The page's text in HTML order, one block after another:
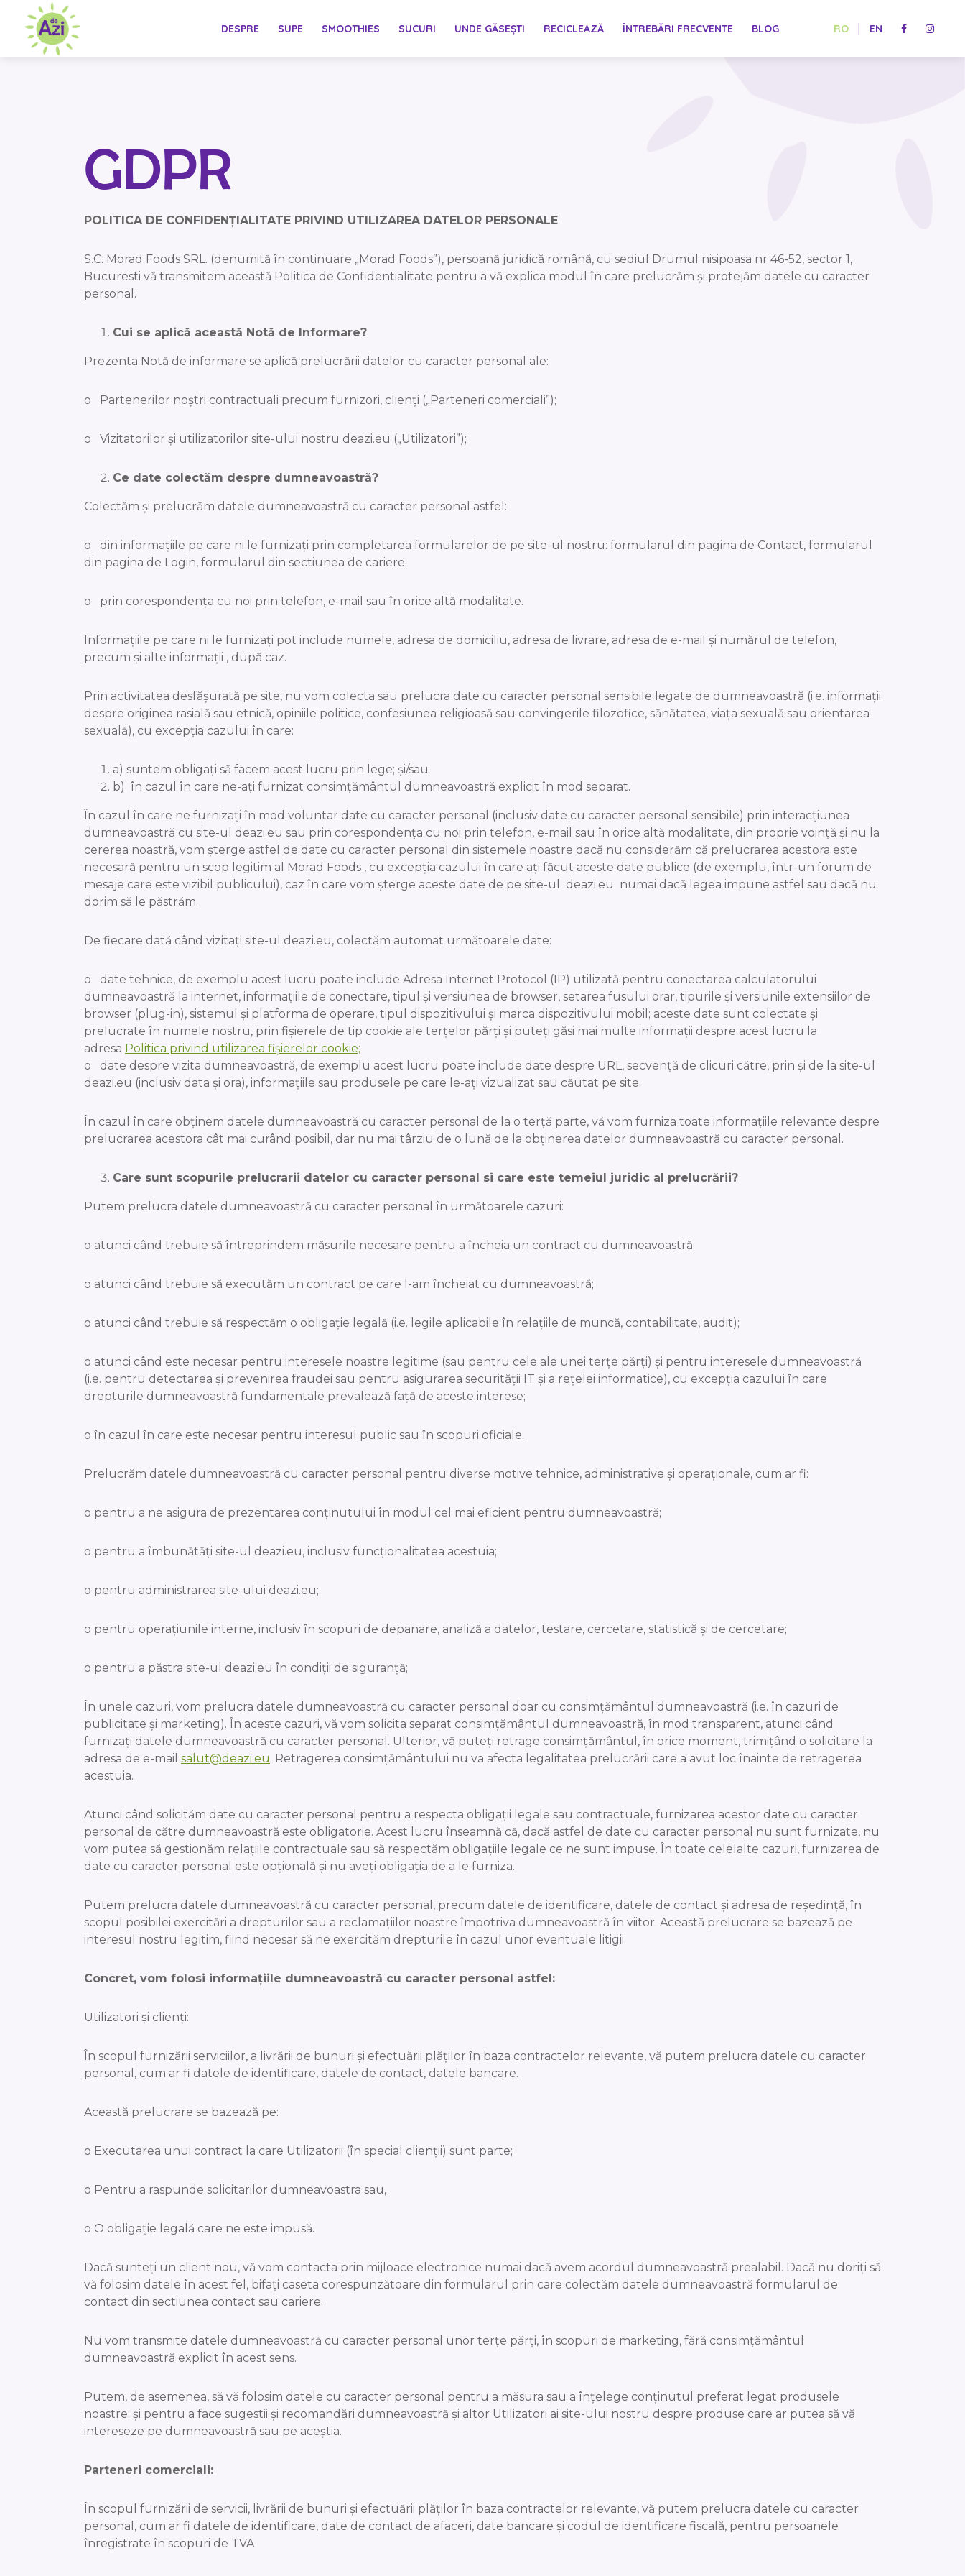
DESPRE SUPE SMOOTHIES SUCURI UNDE GĂSEȘTI RECICLEAZĂ ÎNTREBĂRI FRECVENTE BLOG RO EN
GDPR
POLITICA DE CONFIDENȚIALITATE PRIVIND UTILIZAREA DATELOR PERSONALE
S.C. Morad Foods SRL. (denumită în continuare „Morad Foods”), persoană juridică română, cu sediul Drumul nisipoasa nr 46-52, sector 1,
Bucuresti vă transmitem această Politica de Confidentialitate pentru a vă explica modul în care prelucrăm și protejăm datele cu caracter
personal.
Cui se aplică această Notă de Informare?
Prezenta Notă de informare se aplică prelucrării datelor cu caracter personal ale:
o Partenerilor noştri contractuali precum furnizori, clienți („Parteneri comerciali”);
o Vizitatorilor și utilizatorilor site-ului nostru deazi.eu („Utilizatori”);
Ce date colectăm despre dumneavoastră?
Colectăm și prelucrăm datele dumneavoastră cu caracter personal astfel:
o din informațiile pe care ni le furnizați prin completarea formularelor de pe site-ul nostru: formularul din pagina de Contact, formularul
din pagina de Login, formularul din sectiunea de cariere.
o prin corespondența cu noi prin telefon, e-mail sau în orice altă modalitate.
Informațiile pe care ni le furnizați pot include numele, adresa de domiciliu, adresa de livrare, adresa de e-mail și numărul de telefon,
precum și alte informații , după caz.
Prin activitatea desfășurată pe site, nu vom colecta sau prelucra date cu caracter personal sensibile legate de dumneavoastră (i.e. informații
despre originea rasială sau etnică, opiniile politice, confesiunea religioasă sau convingerile filozofice, sănătatea, viața sexuală sau orientarea
sexuală), cu excepția cazului în care:
a) suntem obligați să facem acest lucru prin lege; și/sau
b) în cazul în care ne-ați furnizat consimțământul dumneavoastră explicit în mod separat.
În cazul în care ne furnizați în mod voluntar date cu caracter personal (inclusiv date cu caracter personal sensibile) prin interacțiunea
dumneavoastră cu site-ul deazi.eu sau prin corespondența cu noi prin telefon, e-mail sau în orice altă modalitate, din proprie voință și nu la
cererea noastră, vom șterge astfel de date cu caracter personal din sistemele noastre dacă nu considerăm că prelucrarea acestora este
necesară pentru un scop legitim al Morad Foods , cu excepția cazului în care ați făcut aceste date publice (de exemplu, într-un forum de
mesaje care este vizibil publicului), caz în care vom șterge aceste date de pe site-ul deazi.eu numai dacă legea impune astfel sau dacă nu
dorim să le păstrăm.
De fiecare dată când vizitați site-ul deazi.eu, colectăm automat următoarele date:
o date tehnice, de exemplu acest lucru poate include Adresa Internet Protocol (IP) utilizată pentru conectarea calculatorului
dumneavoastră la internet, informațiile de conectare, tipul și versiunea de browser, setarea fusului orar, tipurile și versiunile extensiilor de
browser (plug-in), sistemul și platforma de operare, tipul dispozitivului și marca dispozitivului mobil; aceste date sunt colectate și
prelucrate în numele nostru, prin fişierele de tip cookie ale terțelor părți și puteți găsi mai multe informații despre acest lucru la
adresa Politica privind utilizarea fișierelor cookie;
o date despre vizita dumneavoastră, de exemplu acest lucru poate include date despre URL, secvență de clicuri către, prin și de la site-ul
deazi.eu (inclusiv data și ora), informațiile sau produsele pe care le-ați vizualizat sau căutat pe site.
În cazul în care obținem datele dumneavoastră cu caracter personal de la o terță parte, vă vom furniza toate informațiile relevante despre
prelucrarea acestora cât mai curând posibil, dar nu mai târziu de o lună de la obținerea datelor dumneavoastră cu caracter personal.
Care sunt scopurile prelucrarii datelor cu caracter personal si care este temeiul juridic al prelucrării?
Putem prelucra datele dumneavoastră cu caracter personal în următoarele cazuri:
o atunci când trebuie să întreprindem măsurile necesare pentru a încheia un contract cu dumneavoastră;
o atunci când trebuie să executăm un contract pe care l-am încheiat cu dumneavoastră;
o atunci când trebuie să respectăm o obligație legală (i.e. legile aplicabile în relaţiile de muncă, contabilitate, audit);
o atunci când este necesar pentru interesele noastre legitime (sau pentru cele ale unei terțe părți) și pentru interesele dumneavoastră
(i.e. pentru detectarea și prevenirea fraudei sau pentru asigurarea securității IT și a rețelei informatice), cu excepția cazului în care
drepturile dumneavoastră fundamentale prevalează față de aceste interese;
o în cazul în care este necesar pentru interesul public sau în scopuri oficiale.
Prelucrăm datele dumneavoastră cu caracter personal pentru diverse motive tehnice, administrative și operaționale, cum ar fi:
o pentru a ne asigura de prezentarea conținutului în modul cel mai eficient pentru dumneavoastră;
o pentru a îmbunătăți site-ul deazi.eu, inclusiv funcționalitatea acestuia;
o pentru administrarea site-ului deazi.eu;
o pentru operațiunile interne, inclusiv în scopuri de depanare, analiză a datelor, testare, cercetare, statistică și de cercetare;
o pentru a păstra site-ul deazi.eu în condiții de siguranță;
În unele cazuri, vom prelucra datele dumneavoastră cu caracter personal doar cu consimțământul dumneavoastră (i.e. în cazuri de
publicitate și marketing). În aceste cazuri, vă vom solicita separat consimțământul dumneavoastră, în mod transparent, atunci când
furnizați datele dumneavoastră cu caracter personal. Ulterior, vă puteți retrage consimțământul, în orice moment, trimițând o solicitare la
adresa de e-mail salut@deazi.eu. Retragerea consimţământului nu va afecta legalitatea prelucrării care a avut loc înainte de retragerea
acestuia.
Atunci când solicităm date cu caracter personal pentru a respecta obligații legale sau contractuale, furnizarea acestor date cu caracter
personal de către dumneavoastră este obligatorie. Acest lucru înseamnă că, dacă astfel de date cu caracter personal nu sunt furnizate, nu
vom putea să gestionăm relațiile contractuale sau să respectăm obligațiile legale ce ne sunt impuse. În toate celelalte cazuri, furnizarea de
date cu caracter personal este opțională și nu aveți obligația de a le furniza.
Putem prelucra datele dumneavoastră cu caracter personal, precum datele de identificare, datele de contact și adresa de reședință, în
scopul posibilei exercitări a drepturilor sau a reclamațiilor noastre împotriva dumneavoastră în viitor. Această prelucrare se bazează pe
interesul nostru legitim, fiind necesar să ne exercităm drepturile în cazul unor eventuale litigii.
Concret, vom folosi informațiile dumneavoastră cu caracter personal astfel:
Utilizatori și clienți:
În scopul furnizării serviciilor, a livrării de bunuri și efectuării plăților în baza contractelor relevante, vă putem prelucra datele cu caracter
personal, cum ar fi datele de identificare, datele de contact, datele bancare.
Această prelucrare se bazează pe:
o Executarea unui contract la care Utilizatorii (în special clienții) sunt parte;
o Pentru a raspunde solicitarilor dumneavoastra sau,
o O obligație legală care ne este impusă.
Dacă sunteți un client nou, vă vom contacta prin mijloace electronice numai dacă avem acordul dumneavoastră prealabil. Dacă nu doriți să
vă folosim datele în acest fel, bifați caseta corespunzătoare din formularul prin care colectăm datele dumneavoastră formularul de
contact din sectiunea contact sau cariere.
Nu vom transmite datele dumneavoastră cu caracter personal unor terțe părți, în scopuri de marketing, fără consimțământul
dumneavoastră explicit în acest sens.
Putem, de asemenea, să vă folosim datele cu caracter personal pentru a măsura sau a înțelege conținutul preferat legat produsele
noastre; și pentru a face sugestii și recomandări dumneavoastră și altor Utilizatori ai site-ului nostru despre produse care ar putea să vă
intereseze pe dumneavoastră sau pe aceștia.
Parteneri comerciali:
În scopul furnizării de servicii, livrării de bunuri și efectuării plăților în baza contractelor relevante, vă putem prelucra datele cu caracter
personal, cum ar fi datele de identificare, date de contact de afaceri, date bancare și codul de identificare fiscală, pentru persoanele
înregistrate în scopuri de TVA.